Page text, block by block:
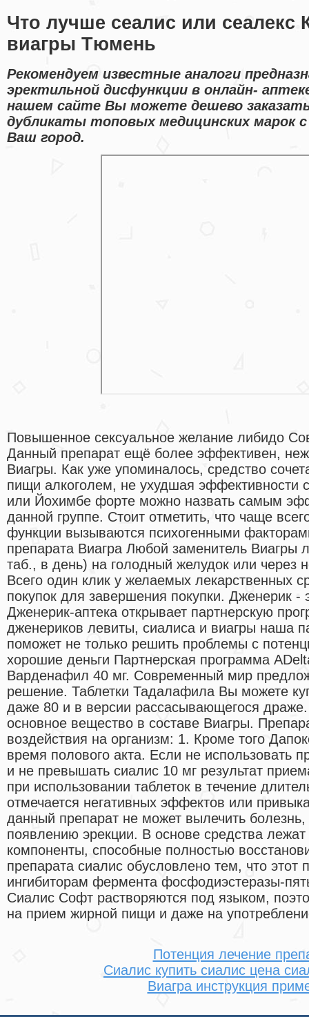
Что лучше сеалис или сеалекс
виагры Тюмень
Рекомендуем известные аналоги
эректильной дисфункции в онлайн-
нашем сайте Вы можете дешево
дубликаты топовых медицинских марок
Ваш город.
Повышенное сексуальное желание либидо
Данный препарат ещё более эффективен,
Виагры. Как уже упоминалось, средство
пищи алкоголем, не ухудшая эффективности
или Йохимбе форте можно назвать самым
данной группе. Стоит отметить, что чаще
функции вызываются психогенными
препарата Виагра Любой заменитель Виагры
таб., в день) на голодный желудок или через
Всего один клик у желаемых лекарственных
покупок для завершения покупки. Дженерик -
Дженерик-аптека открывает партнерскую
дженериков левиты, сиалиса и виагры наша
поможет не только решить проблемы с
хорошие деньги Партнерская программа
Варденафил 40 мг. Современный мир
решение. Таблетки Тадалафила Вы можете
даже 80 и в версии рассасывающегося
основное вещество в составе Виагры.
воздействия на организм: 1. Кроме того
время полового акта. Если не использовать
и не превышать сиалис 10 мг результат
при использовании таблеток в течение
отмечается негативных эффектов или
данный препарат не может вылечить болезнь,
появлению эрекции. В основе средства
компоненты, способные полностью
препарата сиалис обусловлено тем, что этот
ингибиторам фермента фосфодиэстеразы-
Сиалис Софт растворяются под языком,
на прием жирной пищи и даже на
Потенция лечение
Сиалис купить сиалис цена
Виагра инструкция